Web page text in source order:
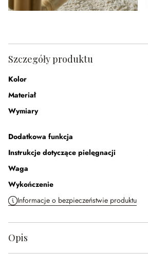
Szczegóły produktu
Kolor
Materiał
Wymiary
Dodatkowa funkcja
Instrukcje dotyczące pielęgnacji
Waga
Wykończenie
Informacje o bezpieczeństwie produktu
Opis